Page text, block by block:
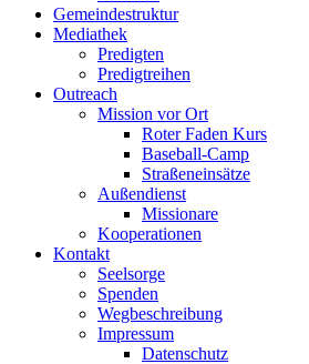
Gemeindestruktur
Mediathek
Predigten
Predigtreihen
Outreach
Mission vor Ort
Roter Faden Kurs
Baseball-Camp
Straßeneinsätze
Außendienst
Missionare
Kooperationen
Kontakt
Seelsorge
Spenden
Wegbeschreibung
Impressum
Datenschutz